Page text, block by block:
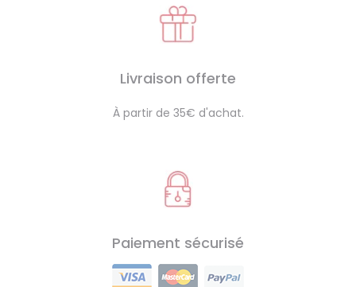
Livraison offerte
À partir de 35€ d'achat.
Paiement sécurisé